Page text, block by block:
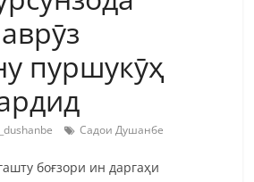
пуршукӯҳ
Садои Душанбе
боғзори ин даргаҳи